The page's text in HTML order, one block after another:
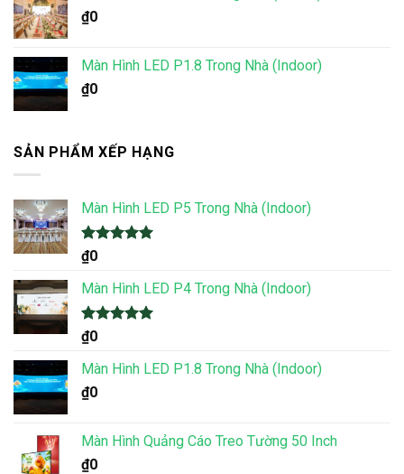
₫0
Màn Hình LED P1.8 Trong Nhà (Indoor)
₫0
SẢN PHẨM XẾP HẠNG
Màn Hình LED P5 Trong Nhà (Indoor)
Được xếp
hạng
5 sao
₫0
Màn Hình LED P4 Trong Nhà (Indoor)
Được xếp
hạng
5 sao
₫0
Màn Hình LED P1.8 Trong Nhà (Indoor)
₫0
Màn Hình Quảng Cáo Treo Tường 50 Inch
₫0